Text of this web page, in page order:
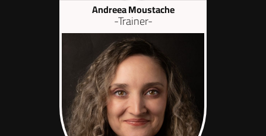
Andreea Moustache
-Trainer-